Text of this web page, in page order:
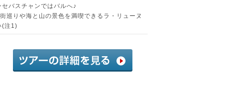
バスチャンではバルへ♪
巡りや海と山の景色を満喫できるラ・リューヌ
(注1)